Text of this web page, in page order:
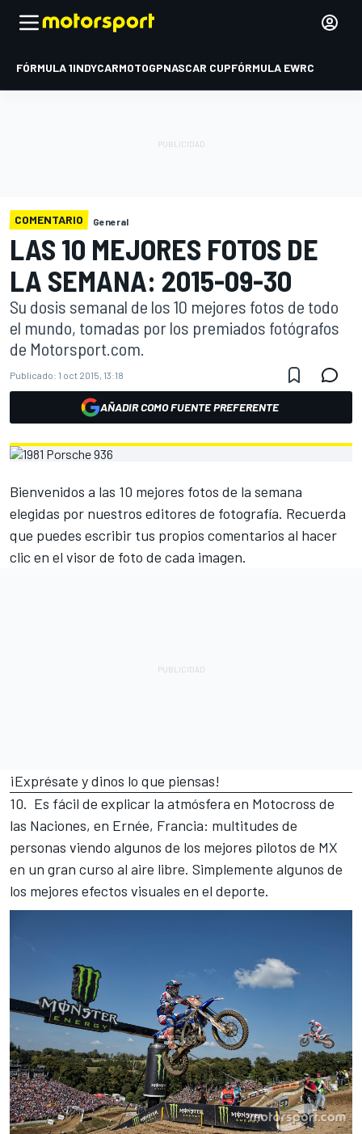
FÓRMULA 1INDYCARMOTOGPNASCAR CUPFÓRMULA EWRC
COMENTARIO General
LAS 10 MEJORES FOTOS DE
LA SEMANA: 2015-09-30
Su dosis semanal de los 10 mejores fotos de todo
el mundo, tomadas por los premiados fotógrafos
de Motorsport.com.
Publicado: 1 oct 2015, 13:18
AÑADIR COMO FUENTE PREFERENTE
Bienvenidos a las 10 mejores fotos de la semana
elegidas por nuestros editores de fotografía. Recuerda
que puedes escribir tus propios comentarios al hacer
clic en el visor de foto de cada imagen.
¡Exprésate y dinos lo que piensas!
10. Es fácil de explicar la atmósfera en Motocross de
las Naciones, en Ernée, Francia: multitudes de
personas viendo algunos de los mejores pilotos de MX
en un gran curso al aire libre. Simplemente algunos de
los mejores efectos visuales en el deporte.